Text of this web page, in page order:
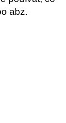
abz.